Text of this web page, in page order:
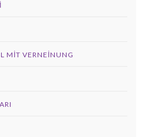
MIT VERNEINUNG